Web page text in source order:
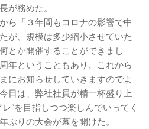
が務めた。
ら「３年間もコロナの影響で中
が、規模は多少縮小させていた
とか開催することができまし
年ということもあり、これから
にお知らせしていきますのでよ
日は、弊社社員が精一杯盛り上
”を目指しつつ楽しんでいってく
ぶりの大会が幕を開けた。